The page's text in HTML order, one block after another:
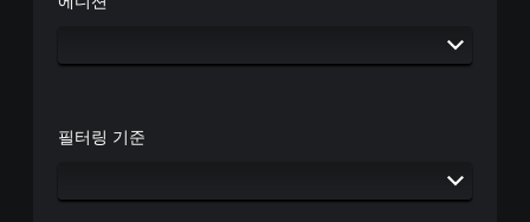
필터링 기준